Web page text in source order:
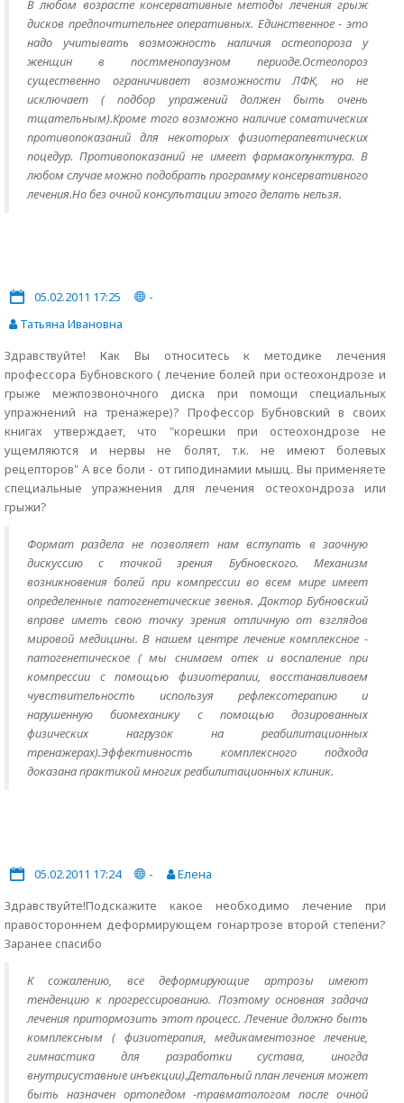
В любом возрасте консервативные методы лечения грыж
диcков предпочтительнее оперативных. Единственное - это
надо учитывать возможность наличия остеопороза у
женщин в постменопаузном периоде.Остеопороз
существенно ограничивает возможности ЛФК, но не
исключает ( подбор упражений должен быть очень
тщательным).Кроме того возможно наличие соматических
противопоказаний для некоторых физиотерапевтических
поцедур. Противопоказаний не имеет фармакопунктура. В
любом случае можно подобрать программу консервативного
лечения.Но без очной консультации этого делать нельзя.
05.02.2011 17:25
-
Татьяна Ивановна
Здравствуйте! Как Вы относитесь к методике лечения
профессора Бубновского ( лечение болей при остеохондрозе и
грыже межпозвоночного диска при помощи специальных
упражнений на тренажере)? Профессор Бубновский в своих
книгах утверждает, что "корешки при остеохондрозе не
ущемляются и нервы не болят, т.к. не имеют болевых
рецепторов" А все боли - от гиподинамии мышц. Вы применяете
специальные упражнения для лечения остеохондроза или
грыжи?
Формат раздела не позволяет нам вступать в заочную
дискуссию с точкой зрения Бубновского. Механизм
возникновения болей при компрессии во всем мире имеет
определенные патогенетические звенья. Доктор Бубновский
вправе иметь свою точку зрения отличную от взглядов
мировой медицины. В нашем центре лечение комплексное -
патогенетическое ( мы снимаем отек и воспаление при
компрессии с помощью физиотерапии, восстанавливаем
чувствительность используя рефлексотерапию и
нарушенную биомеханику с помощью дозированных
физических нагрузок на реабилитационных
тренажерах).Эффективность комплексного подхода
доказана практикой многих реабилитационных клиник.
05.02.2011 17:24 -
Елена
Здравствуйте!Подскажите какое необходимо лечение при
правостороннем деформирующем гонартрозе второй степени?
Заранее спасибо
К сожалению, все деформирующие артрозы имеют
тенденцию к прогрессированию. Поэтому основная задача
лечения притормозить этот процесс. Лечение должно быть
комплексным ( физиотерапия, медикаментозное лечение,
гимнастика для разработки сустава, иногда
внутрисуставные инъекции).Детальный план лечения может
быть назначен ортопедом -травматологом после очной